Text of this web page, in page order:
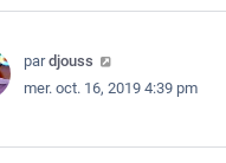
pardjouss
mer. oct. 16, 2019 4:39 pm